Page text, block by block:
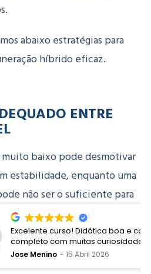
abaixo estratégias para
híbrido eficaz.
ENTRE
muito baixo pode desmotivar
estabilidade, enquanto uma
não ser o suficiente para
. Por isso, é importante
definir um valor competitivo
atraente para a
Didática boa e conteúdo
curiosidades sobre os
e a proposta de encantamento
Abril 2026